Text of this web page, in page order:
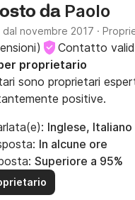
da Paolo
dal novembre 2017 ·
) Contatto
proprietario
sono proprietari
positive.
Inglese, Italiano
In alcune ore
Superiore a 95%